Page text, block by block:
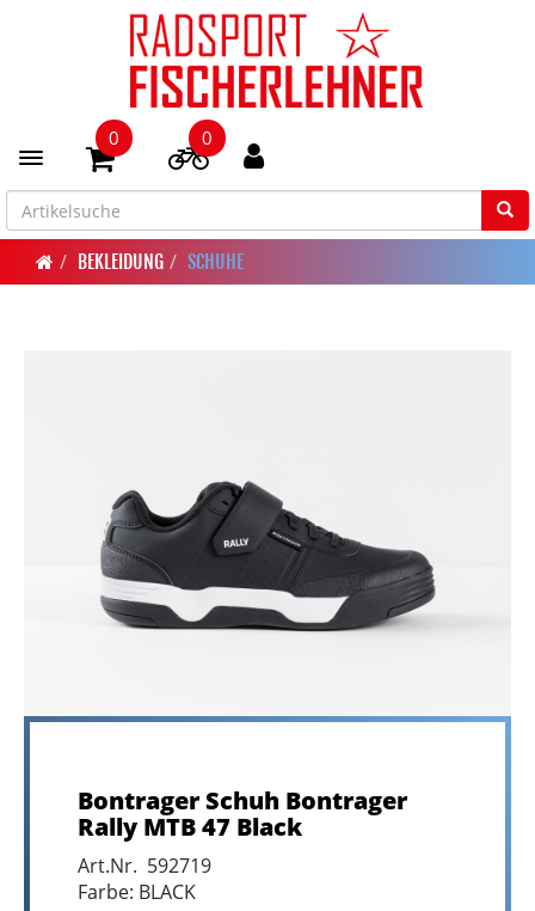
Toggle navigation
0 0
BEKLEIDUNG SCHUHE
Bontrager Schuh Bontrager
Rally MTB 47 Black
Art.Nr. 592719
Farbe: BLACK